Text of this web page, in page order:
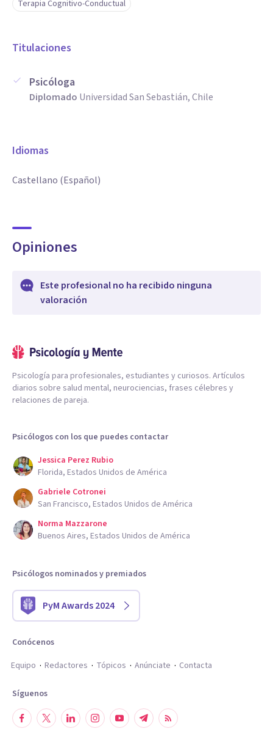
Terapia Cognitivo-Conductual
Titulaciones
Psicóloga
Diplomado Universidad San Sebastián, Chile
Idiomas
Castellano (Español)
Opiniones
Este profesional no ha recibido ninguna
valoración
Psicología para profesionales, estudiantes y curiosos. Artículos
diarios sobre salud mental, neurociencias, frases célebres y
relaciones de pareja.
Psicólogos con los que puedes contactar
Jessica Perez Rubio
Florida, Estados Unidos de América
Gabriele Cotronei
San Francisco, Estados Unidos de América
Norma Mazzarone
Buenos Aires, Estados Unidos de América
Psicólogos nominados y premiados
PyM Awards 2024
Conócenos
Equipo
Redactores Tópicos Anúnciate Contacta
Síguenos